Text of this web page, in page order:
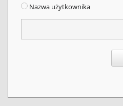
Nazwa użytkownika